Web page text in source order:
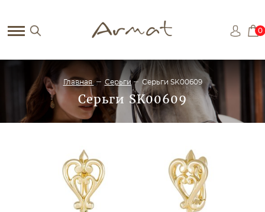
0
Главная Серьги Серьги SK00609
Серьги SK00609